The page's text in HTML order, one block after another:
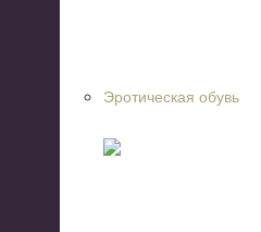
Эротическая обувь